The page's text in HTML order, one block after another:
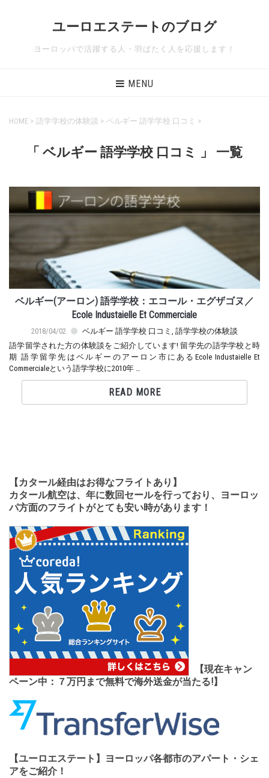
ユーロエステートのブログ
ヨーロッパで活躍する人・羽ばたく人を応援します！
MENU
HOME > 語学学校の体験談 > ベルギー 語学学校 口コミ >
「 ベルギー 語学学校 口コミ 」 一覧
ベルギー(アーロン) 語学学校：エコール・エグザゴヌ／
Ecole Industaielle Et Commerciale
2018/04/02 ベルギー 語学学校 口コミ
語学学校の体験談
語学留学された方の体験談をご紹介しています! 留学先の語学学校と時
期 語学留学先はベルギーのアーロン市にあるEcole Industaielle Et
Commercialeという語学学校に2010年 …
READ MORE
【カタール経由はお得なフライトあり】
カタール航空は、年に数回セールを行っており、ヨーロッ
パ方面のフライトがとても安い時があります！
【現在キャン
ペーン中：７万円まで無料で海外送金が当たる!】
【ユーロエステート】ヨーロッパ各都市のアパート・シェ
アをご紹介！